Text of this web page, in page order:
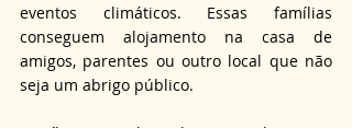
eventos climáticos. Essas famílias
conseguem alojamento na casa de
amigos, parentes ou outro local que não
seja um abrigo público.